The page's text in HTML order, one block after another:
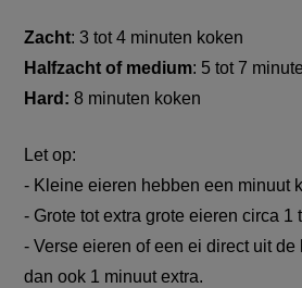
Zacht: 3 tot 4 minuten koken
Halfzacht of medium: 5 tot 7
Hard: 8 minuten koken
Let op:
- Kleine eieren hebben een minuut
- Grote tot extra grote eieren circa 1
- Verse eieren of een ei direct uit
dan ook 1 minuut extra.